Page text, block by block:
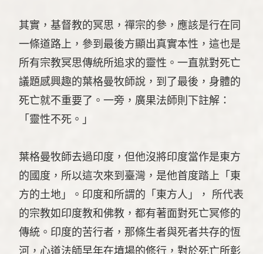
其實，基督教的冥思，禪宗的參，應該是行在同
一條道路上，參到最後方顯出真實本性，這也是
所有宗教冥思傳統所追求的靈性。一直就對死亡
議題感興趣的葉格曼牧師說，到了最後，身體的
死亡就不重要了。一旁，廣果法師則下註解：
「靈性不死。」
葉格曼牧師去過印度，但他沒將印度當作是東方
的國度，所以這次來到臺灣，是他首度踏上「東
方的土地」。印度和所謂的「東方人」， 所代表
的宗教如印度教和佛教，都有著面對死亡冥修的
傳統。印度的苦行者，那條生者與死者共存的恆
河，心道法師早年在墳場的修行，對於死亡所彰